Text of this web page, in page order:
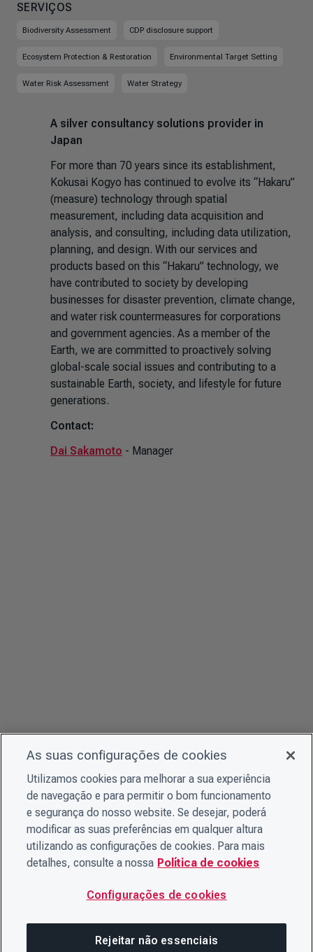
SERVIÇOS
Biodiversity Assessment CDP disclosure support
Ecosystem Protection & Restoration Environmental Target Setting
Water Risk Assessment Water Strategy
A silver consultancy solutions provider in
Japan
For more than 70 years since its establishment,
Kokusai Kogyo has continued to evolve its “Hakaru”
(measure) technology through spatial
measurement, including data acquisition and
analysis, and consulting, including data utilization,
planning, and design. With our services and
products based on this “Hakaru” technology, we
have contributed to society by developing
businesses for disaster prevention, climate change,
and water risk countermeasures for corporations
and government agencies. As a member of the
Earth, we are committed to proactively solving
global-scale social issues and contributing to a
sustainable Earth, society, and lifestyle for future
generations.
Contact:
Dai Sakamoto - Manager
As suas configurações de cookies
Utilizamos cookies para melhorar a sua experiência
de navegação e para permitir o bom funcionamento
e segurança do nosso website. Se desejar, poderá
modificar as suas preferências em qualquer altura
utilizando as configurações de cookies. Para mais
detalhes, consulte a nossa Política de cookies
Configurações de cookies
Rejeitar não essenciais